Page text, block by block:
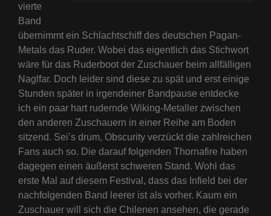
vierte
Band
übernimmt ein Schlachtschiff des deutschen Pagan-
Metals das Ruder. Wobei das eigentlich das Stichwort
wäre für das Ruderboot der Zuschauer beim allfälligen
Naglfar. Doch leider sind diese zu spät und erst einige
Stunden später in irgendeiner Bandpause entdecke
ich ein paar hart rudernde Wiking-Metaller zwischen
den anderen Zuschauern in einer Reihe am Boden
sitzend. Sei’s drum, Obscurity verzückt die zahlreichen
Fans auch so. Die darauf folgenden Thornafire haben
dagegen einen äußerst schweren Stand. Wohl das
erste Mal auf diesem Festival, dass das Infield bei der
nachfolgenden Band leerer ist als vorher. Kaum ein
Zuschauer will sich die Chilenen ansehen, die gerade